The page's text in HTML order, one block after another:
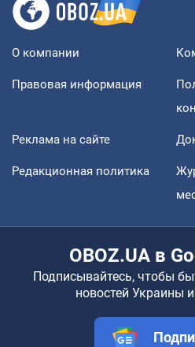
О компании
Правовая информация
Реклама на сайте
Редакционная политика
OBOZ.UA в
Подписывайтесь, чтобы
новостей Украины